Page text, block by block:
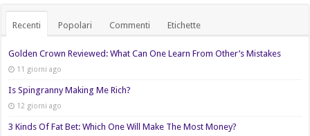
Recenti Popolari Commenti Etichette
Golden Crown Reviewed: What Can One Learn From Other’s Mistakes
11 giorni ago
Is Spingranny Making Me Rich?
12 giorni ago
3 Kinds Of Fat Bet: Which One Will Make The Most Money?